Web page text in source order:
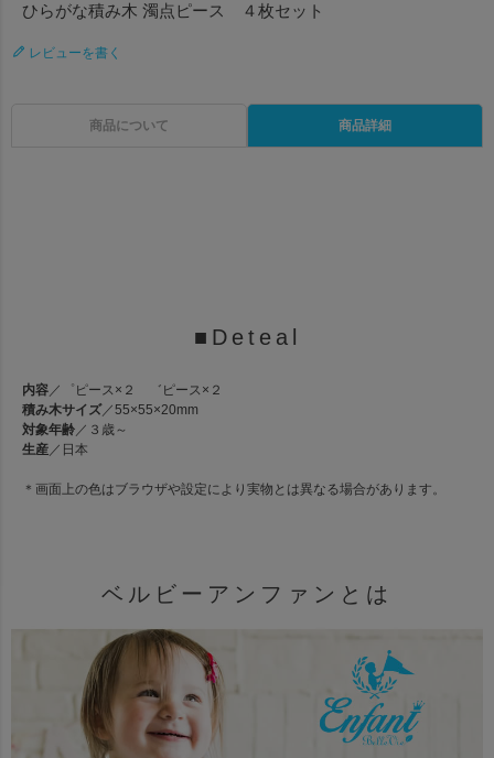
ひらがな積み木 濁点ピース ４枚セット
レビューを書く
商品について 商品詳細
■Deteal
内容／゜ピース×２ ゛ピース×２
積み木サイズ／55×55×20mm
対象年齢／３歳～
生産／日本
＊画面上の色はブラウザや設定により実物とは異なる場合があります。
ベルビーアンファンとは